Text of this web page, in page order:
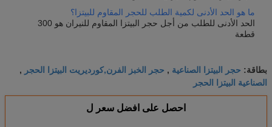
ما هو الحد الأدنى لكمية الطلب للحجر المقاوم للبيتزا؟
الحد الأدنى للطلب من أجل حجر البيتزا المقاوم للنيران هو 300
قطعة
بطاقة: حجر البيتزا الصناعية , حجر الخبز الفرن,كورديريت البيتزا الحجر ,
الصناعية البيتزا الحجر
احصل على افضل سعر ل